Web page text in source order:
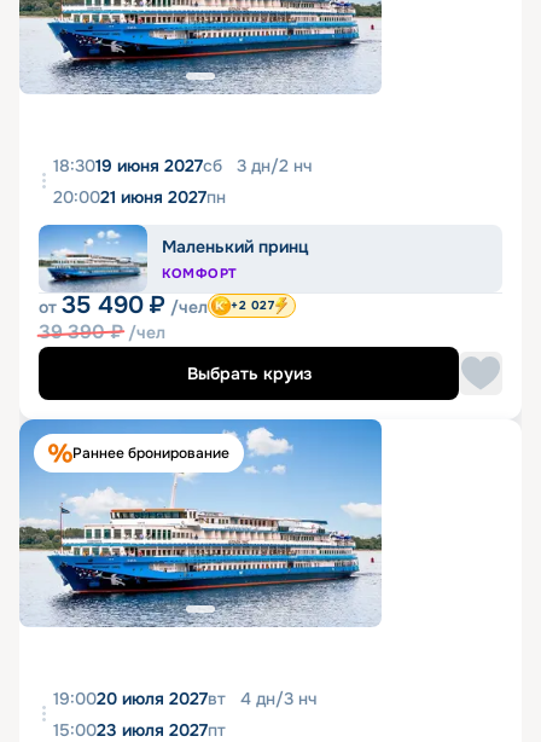
18:3019 июня 2027сб 3 дн/2 нч
20:0021 июня 2027пн
Маленький принц
КОМФОРТ
от 35 490 ₽ /чел
39 390₽ /чел
+2 027
Выбрать круиз
Раннее бронирование
19:0020 июля 2027вт 4 дн/3 нч
15:0023 июля 2027пт